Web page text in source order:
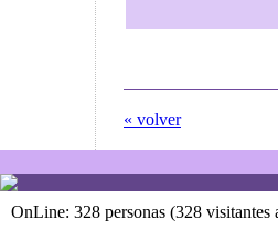
« volver
OnLine: 328 personas (328 visitantes